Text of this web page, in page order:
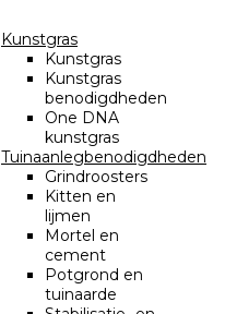
Kunstgras
Kunstgras
Kunstgras
benodigdheden
One DNA
kunstgras
Tuinaanlegbenodigdheden
Grindroosters
Kitten en
lijmen
Mortel en
cement
Potgrond en
tuinaarde